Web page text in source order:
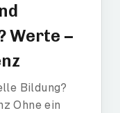
Werte –
Bildung?
Ohne ein